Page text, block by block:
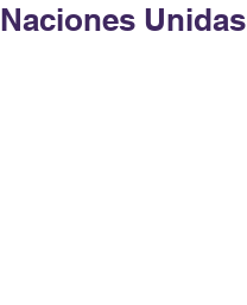
Naciones Unidas